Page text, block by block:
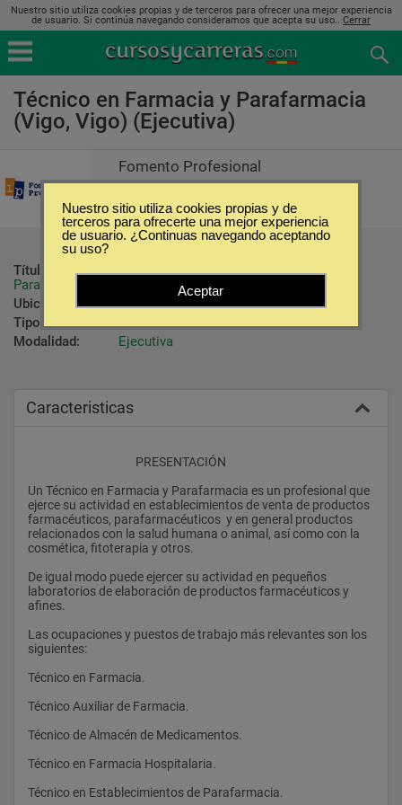
Nuestro sitio utiliza cookies propias y de terceros para ofrecer una mejor experiencia
de usuario. Si continúa navegando consideramos que acepta su uso.. Cerrar
Técnico en Farmacia y Parafarmacia
(Vigo, Vigo) (Ejecutiva)
Fomento Profesional
Título ofrecido:
Diploma de Técnico en Farmacia y
Parafarmacia
Ubicación:
Vigo - Vigo
Tipo:
Licenciaturas Ejecutivas
Modalidad:
Ejecutiva
Caracteristicas
					PRESENTACIÓN
Un Técnico en Farmacia y Parafarmacia es un profesional que
ejerce su actividad en establecimientos de venta de productos
farmacéuticos, parafarmacéuticos  y en general productos
relacionados con la salud humana o animal, así como con la
cosmética, fitoterapia y otros.
De igual modo puede ejercer su actividad en pequeños
laboratorios de elaboración de productos farmacéuticos y
afines.
Las ocupaciones y puestos de trabajo más relevantes son los
siguientes:
Técnico en Farmacia.
Técnico Auxiliar de Farmacia.
Técnico de Almacén de Medicamentos.
Técnico en Farmacia Hospitalaria.
Técnico en Establecimientos de Parafarmacia.
Nuestro sitio utiliza cookies propias y de
terceros para ofrecerte una mejor experiencia
de usuario. ¿Continuas navegando aceptando
su uso?
Aceptar